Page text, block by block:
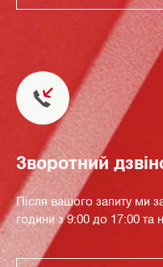
Зворотний
Після вашого запиту ми
години з 9:00 до 17:00 та